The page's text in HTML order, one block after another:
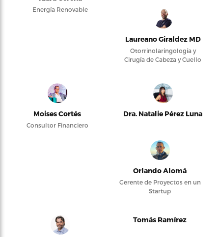
Energía Renovable
Laureano Giraldez MD
Otorrinolaringología y
Cirugía de Cabeza y Cuello
Moises Cortés
Consultor Financiero
Dra. Natalie Pérez Luna
Orlando Alomá
Gerente de Proyectos en un
Startup
Tomás Ramírez